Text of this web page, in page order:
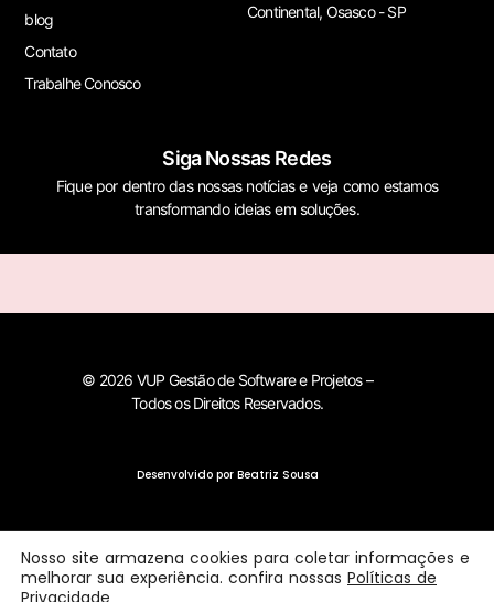
blog
Contato
Trabalhe Conosco
Continental, Osasco - SP
Siga Nossas Redes
Fique por dentro das nossas notícias e veja como estamos
transformando ideias em soluções.
© 2026 VUP Gestão de Software e Projetos –
Todos os Direitos Reservados.
Desenvolvido por Beatriz Sousa
Nosso site armazena cookies para coletar informações e
melhorar sua experiência. confira nossas Políticas de
Privacidade